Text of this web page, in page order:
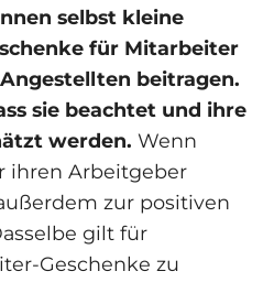
selbst kleine
für Mitarbeiter
beitragen.
sie beachtet und ihre
werden. Wenn
ihren Arbeitgeber
zur positiven
gilt für
Geschenke zu